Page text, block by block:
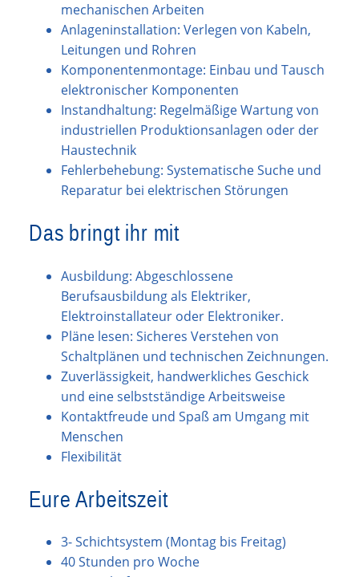
mechanischen Arbeiten
Anlageninstallation: Verlegen von Kabeln,
Leitungen und Rohren
Komponentenmontage: Einbau und Tausch
elektronischer Komponenten
Instandhaltung: Regelmäßige Wartung von
industriellen Produktionsanlagen oder der
Haustechnik
Fehlerbehebung: Systematische Suche und
Reparatur bei elektrischen Störungen
Das bringt ihr mit
Ausbildung: Abgeschlossene
Berufsausbildung als Elektriker,
Elektroinstallateur oder Elektroniker.
Pläne lesen: Sicheres Verstehen von
Schaltplänen und technischen Zeichnungen.
Zuverlässigkeit, handwerkliches Geschick
und eine selbstständige Arbeitsweise
Kontaktfreude und Spaß am Umgang mit
Menschen
Flexibilität
Eure Arbeitszeit
3- Schichtsystem (Montag bis Freitag)
40 Stunden pro Woche